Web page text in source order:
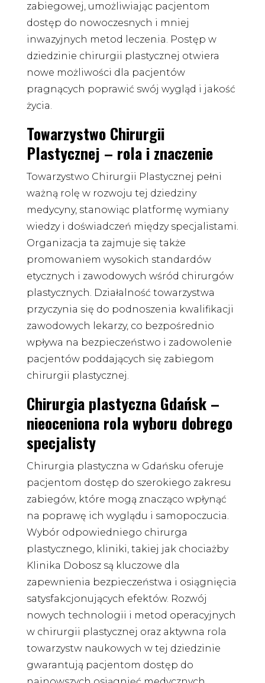
zabiegowej, umożliwiając pacjentom
dostęp do nowoczesnych i mniej
inwazyjnych metod leczenia. Postęp w
dziedzinie chirurgii plastycznej otwiera
nowe możliwości dla pacjentów
pragnących poprawić swój wygląd i jakość
życia.
Towarzystwo Chirurgii
Plastycznej – rola i znaczenie
Towarzystwo Chirurgii Plastycznej pełni
ważną rolę w rozwoju tej dziedziny
medycyny, stanowiąc platformę wymiany
wiedzy i doświadczeń między specjalistami.
Organizacja ta zajmuje się także
promowaniem wysokich standardów
etycznych i zawodowych wśród chirurgów
plastycznych. Działalność towarzystwa
przyczynia się do podnoszenia kwalifikacji
zawodowych lekarzy, co bezpośrednio
wpływa na bezpieczeństwo i zadowolenie
pacjentów poddających się zabiegom
chirurgii plastycznej.
Chirurgia plastyczna Gdańsk –
nieoceniona rola wyboru dobrego
specjalisty
Chirurgia plastyczna w Gdańsku oferuje
pacjentom dostęp do szerokiego zakresu
zabiegów, które mogą znacząco wpłynąć
na poprawę ich wyglądu i samopoczucia.
Wybór odpowiedniego chirurga
plastycznego, kliniki, takiej jak chociażby
Klinika Dobosz są kluczowe dla
zapewnienia bezpieczeństwa i osiągnięcia
satysfakcjonujących efektów. Rozwój
nowych technologii i metod operacyjnych
w chirurgii plastycznej oraz aktywna rola
towarzystw naukowych w tej dziedzinie
gwarantują pacjentom dostęp do